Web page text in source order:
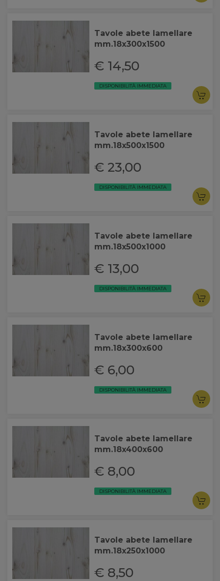
Tavole abete lamellare
mm.18x300x1500
€ 14,50
DISPONIBILITÀ IMMEDIATA
Tavole abete lamellare
mm.18x500x1500
€ 23,00
DISPONIBILITÀ IMMEDIATA
Tavole abete lamellare
mm.18x500x1000
€ 13,00
DISPONIBILITÀ IMMEDIATA
Tavole abete lamellare
mm.18x300x600
€ 6,00
DISPONIBILITÀ IMMEDIATA
Tavole abete lamellare
mm.18x400x600
€ 8,00
DISPONIBILITÀ IMMEDIATA
Tavole abete lamellare
mm.18x250x1000
€ 8,50